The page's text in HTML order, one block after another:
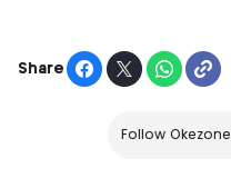
Share
Follow